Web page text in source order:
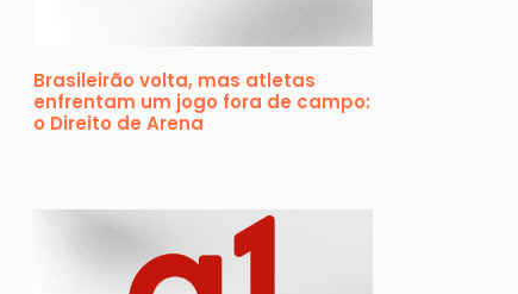
Brasileirão volta, mas atletas
enfrentam um jogo fora de campo:
o Direito de Arena